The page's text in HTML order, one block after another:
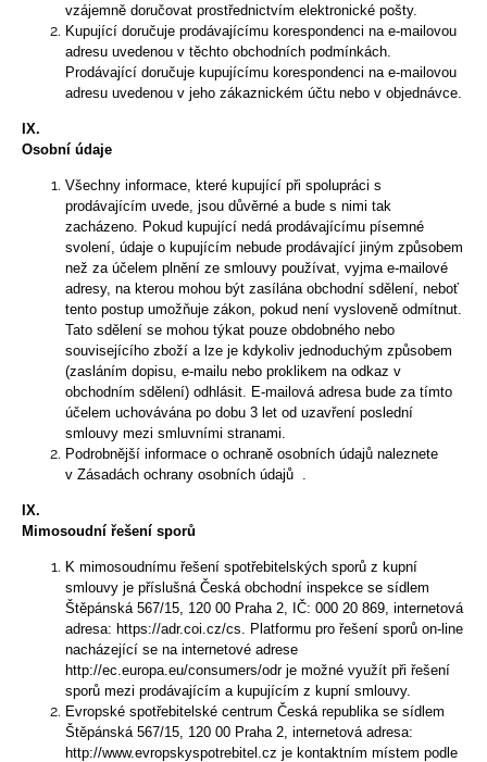
vzájemně doručovat prostřednictvím elektronické pošty.
Kupující doručuje prodávajícímu korespondenci na e-mailovou
adresu uvedenou v těchto obchodních podmínkách.
Prodávající doručuje kupujícímu korespondenci na e-mailovou
adresu uvedenou v jeho zákaznickém účtu nebo v objednávce.
IX.
Osobní údaje
Všechny informace, které kupující při spolupráci s
prodávajícím uvede, jsou důvěrné a bude s nimi tak
zacházeno. Pokud kupující nedá prodávajícímu písemné
svolení, údaje o kupujícím nebude prodávající jiným způsobem
než za účelem plnění ze smlouvy používat, vyjma e-mailové
adresy, na kterou mohou být zasílána obchodní sdělení, neboť
tento postup umožňuje zákon, pokud není vysloveně odmítnut.
Tato sdělení se mohou týkat pouze obdobného nebo
souvisejícího zboží a lze je kdykoliv jednoduchým způsobem
(zasláním dopisu, e-mailu nebo proklikem na odkaz v
obchodním sdělení) odhlásit. E-mailová adresa bude za tímto
účelem uchovávána po dobu 3 let od uzavření poslední
smlouvy mezi smluvními stranami.
Podrobnější informace o ochraně osobních údajů naleznete
v Zásadách ochrany osobních údajů
IX.
Mimosoudní řešení sporů
K mimosoudnímu řešení spotřebitelských sporů z kupní
smlouvy je příslušná Česká obchodní inspekce se sídlem
Štěpánská 567/15, 120 00 Praha 2, IČ: 000 20 869, internetová
adresa: https://adr.coi.cz/cs. Platformu pro řešení sporů on-line
nacházející se na internetové adrese
http://ec.europa.eu/consumers/odr je možné využít při řešení
sporů mezi prodávajícím a kupujícím z kupní smlouvy.
Evropské spotřebitelské centrum Česká republika se sídlem
Štěpánská 567/15, 120 00 Praha 2, internetová adresa:
http://www.evropskyspotrebitel.cz je kontaktním místem podle